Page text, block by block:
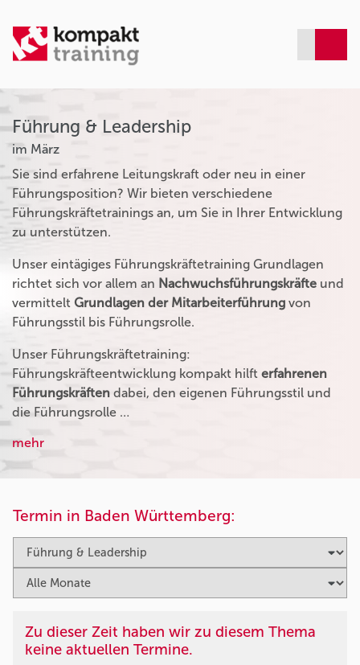
Führung & Leadership
im März
Sie sind erfahrene Leitungskraft oder neu in einer
Führungsposition? Wir bieten verschiedene
Führungskräftetrainings an, um Sie in Ihrer Entwicklung
zu unterstützen.
Unser eintägiges Führungskräftetraining Grundlagen
richtet sich vor allem an Nachwuchsführungskräfte und
vermittelt Grundlagen der Mitarbeiterführung von
Führungsstil bis Führungsrolle.
Unser Führungskräftetraining:
Führungskräfteentwicklung kompakt hilft erfahrenen
Führungskräften dabei, den eigenen Führungsstil und
die Führungsrolle …
mehr
Termin in Baden Württemberg:
Zu dieser Zeit haben wir zu diesem Thema
keine aktuellen Termine.